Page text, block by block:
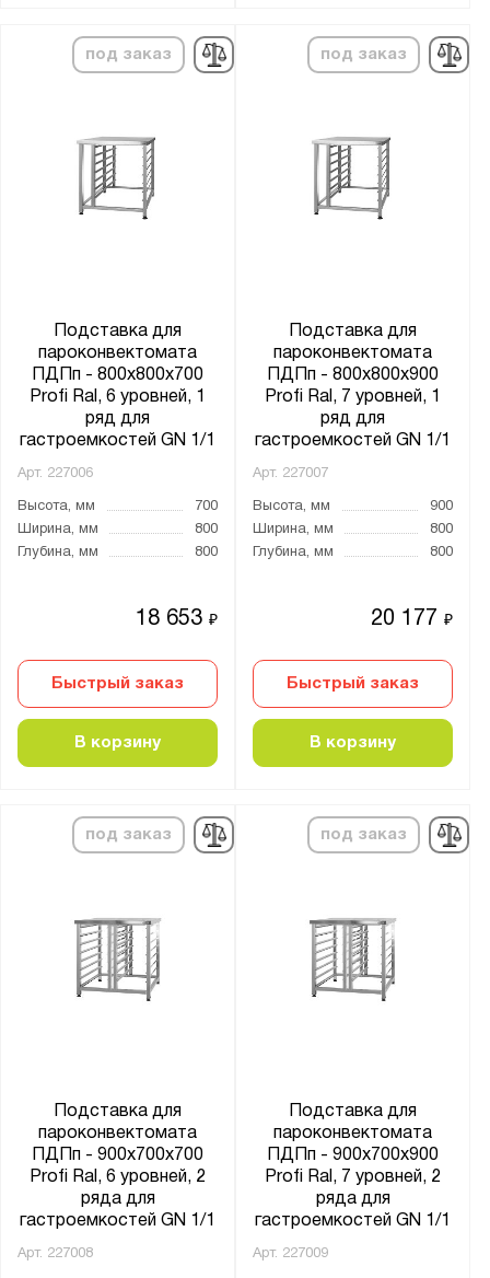
под заказ
Подставка для
пароконвектомата
ПДПп - 800x800x700
Profi Ral, 6 уровней, 1
ряд для
гастроемкостей GN 1/1
Арт. 227006
Высота, мм
700
Ширина, мм
800
Глубина, мм
800
18 653₽
Быстрый заказ
В корзину
под заказ
Подставка для
пароконвектомата
ПДПп - 800x800x900
Profi Ral, 7 уровней, 1
ряд для
гастроемкостей GN 1/1
Арт. 227007
Высота, мм
900
Ширина, мм
800
Глубина, мм
800
20 177₽
Быстрый заказ
В корзину
под заказ
Подставка для
пароконвектомата
ПДПп - 900x700x700
Profi Ral, 6 уровней, 2
ряда для
гастроемкостей GN 1/1
Арт. 227008
под заказ
Подставка для
пароконвектомата
ПДПп - 900x700x900
Profi Ral, 7 уровней, 2
ряда для
гастроемкостей GN 1/1
Арт. 227009